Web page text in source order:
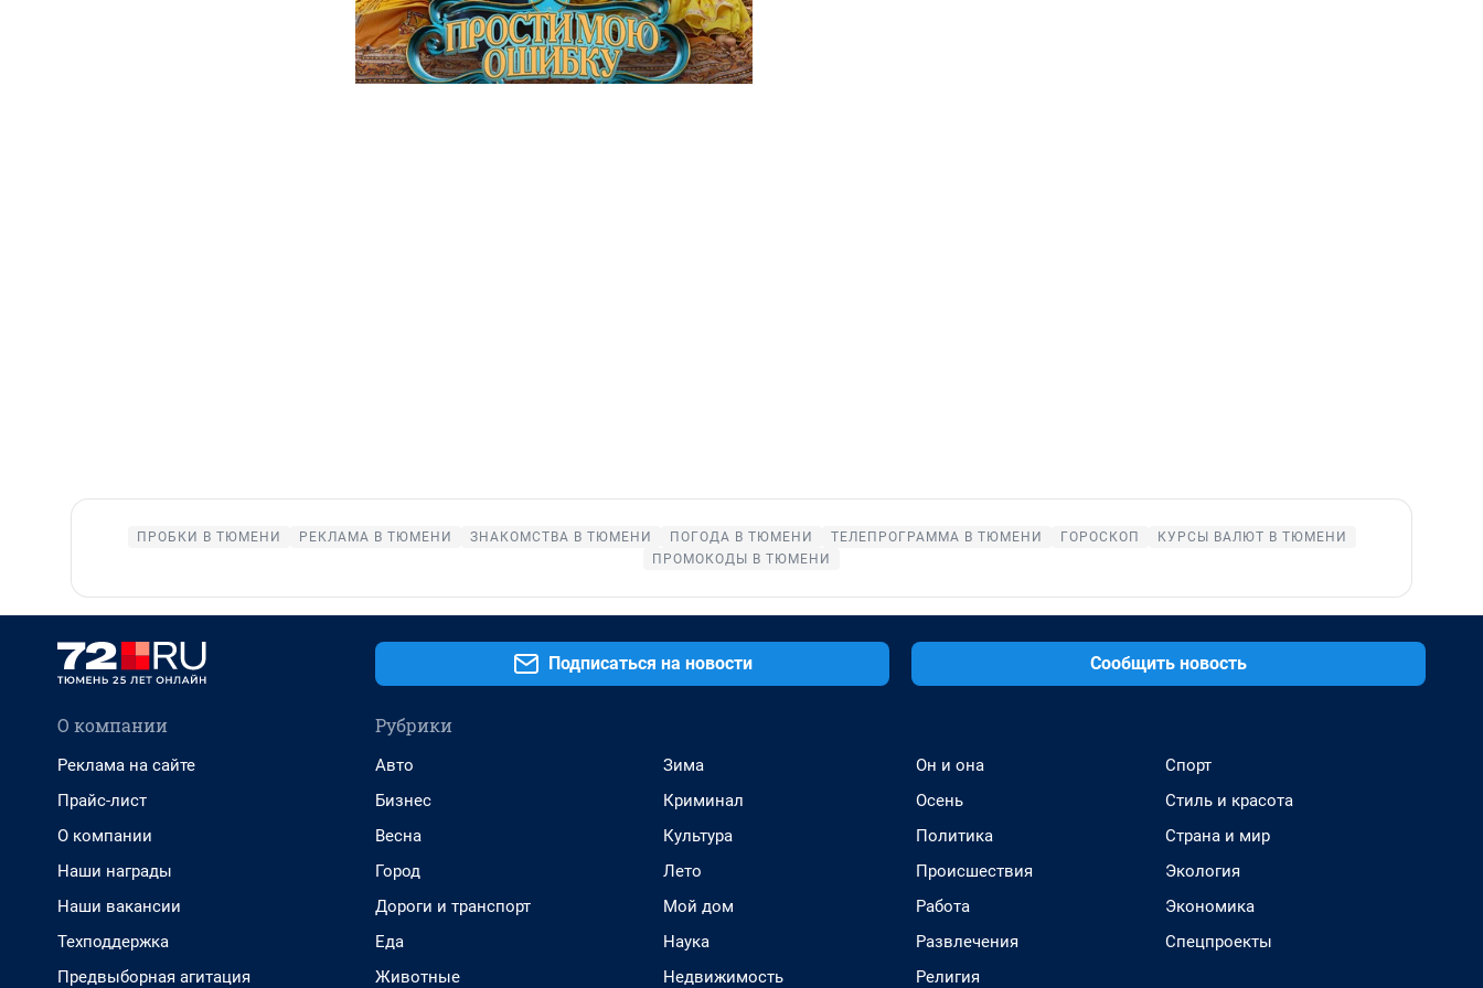
ПРОБКИ В ТЮМЕНИ РЕКЛАМА В ТЮМЕНИ ЗНАКОМСТВА В ТЮМЕНИ ПОГОДА В ТЮМЕНИ ТЕЛЕПРОГРАММА В ТЮМЕНИ ГОРОСКОП
КУРСЫ ВАЛЮТ В ТЮМЕНИ
ПРОМОКОДЫ В ТЮМЕНИ
Подписаться на новости Сообщить новость
О компании
Реклама на сайте
Прайс-лист
О компании
Наши награды
Наши вакансии
Техподдержка
Предвыборная агитация
Рубрики
Авто
Бизнес
Весна
Город
Дороги и транспорт
Еда
Животные
Зима
Криминал
Культура
Лето
Мой дом
Наука
Недвижимость
Он и она
Осень
Политика
Происшествия
Работа
Развлечения
Религия
Спорт
Стиль и красота
Страна и мир
Экология
Экономика
Спецпроекты